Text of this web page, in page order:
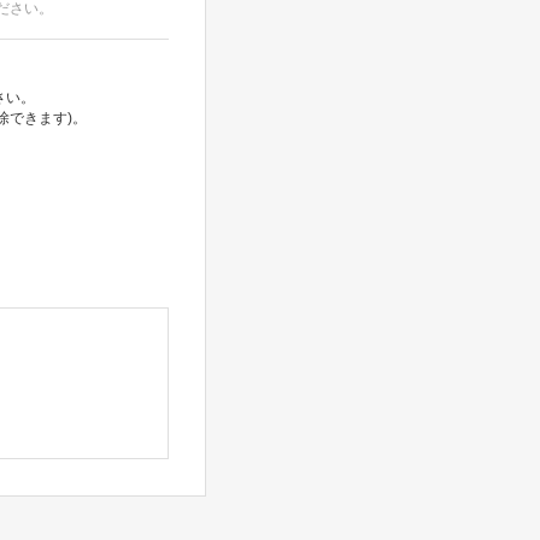
い。
。
きます)。